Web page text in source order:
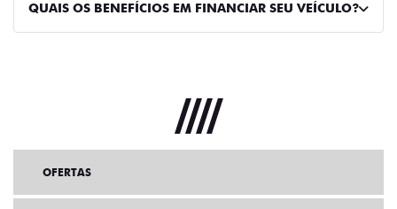
QUAIS OS BENEFÍCIOS EM FINANCIAR SEU VEÍCULO?
OFERTAS